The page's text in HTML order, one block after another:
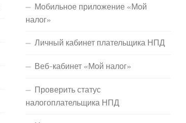
Мобильное приложение «Мой
налог»
Личный кабинет плательщика НПД
Веб-кабинет «Мой налог»
Проверить статус
налогоплательщика НПД